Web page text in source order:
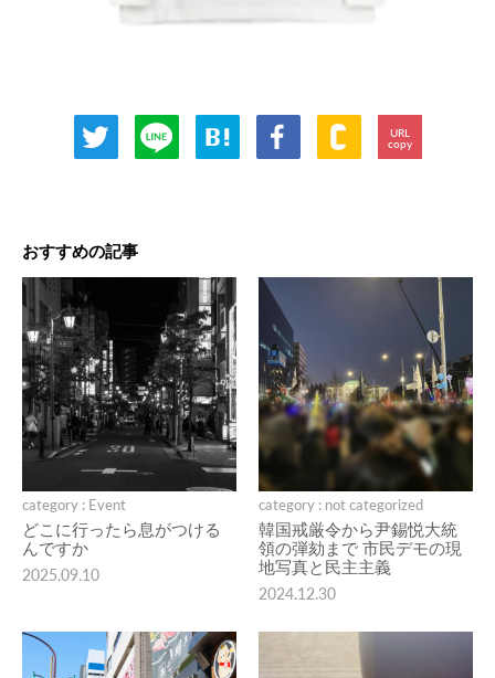
URL
copy
おすすめの記事
category : Event
どこに行ったら息がつける
んですか
2025.09.10
category : not categorized
韓国戒厳令から尹錫悦大統
領の弾劾まで 市民デモの現
地写真と民主主義
2024.12.30